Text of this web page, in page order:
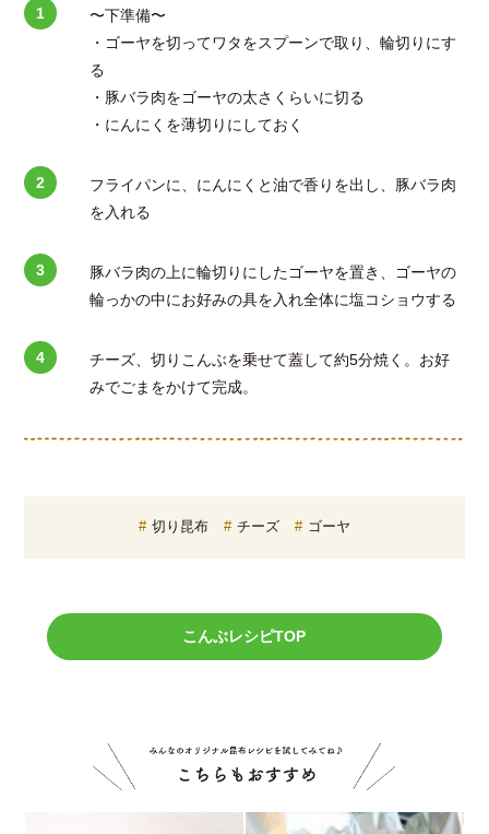
〜下準備〜
・ゴーヤを切ってワタをスプーンで取り、輪切りにす
る
・豚バラ肉をゴーヤの太さくらいに切る
・にんにくを薄切りにしておく
フライパンに、にんにくと油で香りを出し、豚バラ肉
を入れる
豚バラ肉の上に輪切りにしたゴーヤを置き、ゴーヤの
輪っかの中にお好みの具を入れ全体に塩コショウする
チーズ、切りこんぶを乗せて蓋して約5分焼く。お好
みでごまをかけて完成。
切り昆布 チーズ ゴーヤ
こんぶレシピTOP